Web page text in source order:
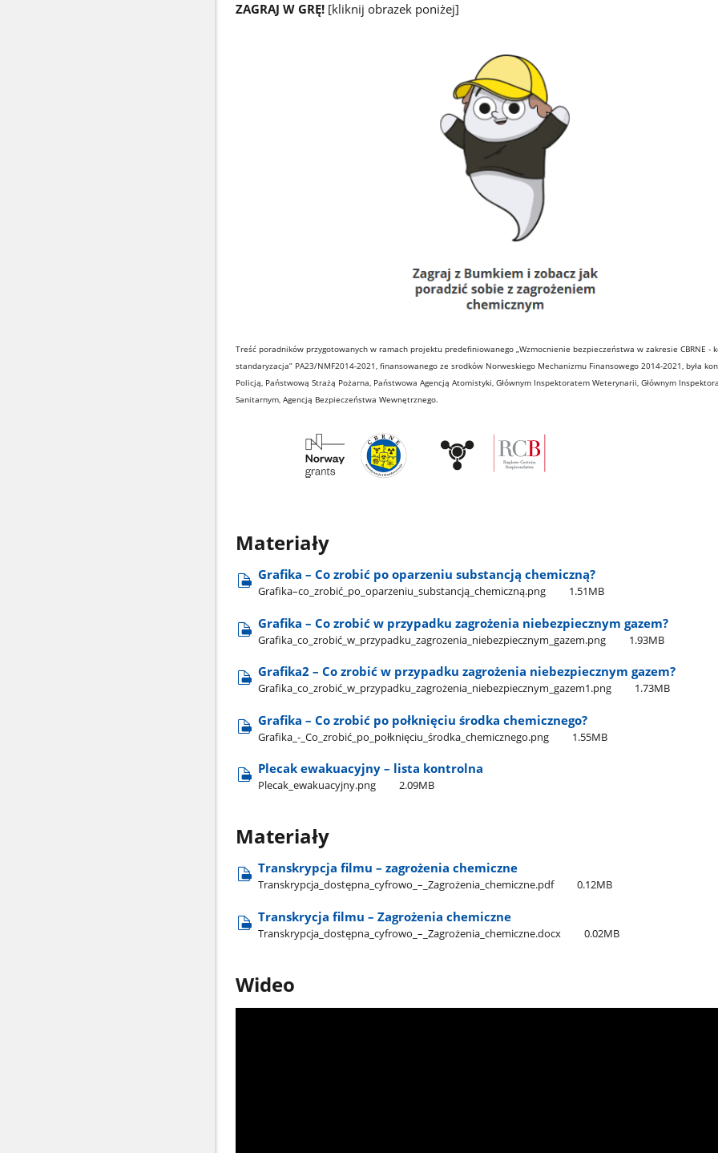
ZAGRAJ W GRĘ! [kliknij obrazek poniżej]
Treść poradników przygotowanych w ramach projektu predefiniowanego „Wzmocnienie bezpieczeństwa w zakresie CBRNE -
standaryzacja” PA23/NMF2014-2021, finansowanego ze srodków Norweskiego Mechanizmu Finansowego 2014-2021, była
Policją, Państwową Strażą Pożarna, Państwowa Agencją Atomistyki, Głównym Inspektoratem Weterynarii, Głównym
Sanitarnym, Agencją Bezpieczeństwa Wewnętrznego.
Materiały
Grafika – Co zrobić po oparzeniu substancją chemiczną?
Grafika–co​_zrobić​_po​_oparzeniu​_substancją​_chemiczną.png 1.51MB
Grafika – Co zrobić w przypadku zagrożenia niebezpiecznym gazem?
Grafika​_co​_zrobić​_w​_przypadku​_zagrozenia​_niebezpiecznym​_gazem.png 1.93MB
Grafika2 – Co zrobić w przypadku zagrożenia niebezpiecznym gazem?
Grafika​_co​_zrobić​_w​_przypadku​_zagrożenia​_niebezpiecznym​_gazem1.png 1.73MB
Grafika – Co zrobić po połknięciu środka chemicznego?
Grafika​_-​_Co​_zrobić​_po​_połknięciu​_środka​_chemicznego.png 1.55MB
Plecak ewakuacyjny – lista kontrolna
Plecak​_ewakuacyjny.png 2.09MB
Materiały
Transkrypcja filmu – zagrożenia chemiczne
Transkrypcja​_dostępna​_cyfrowo​_–​_Zagrożenia​_chemiczne.pdf 0.12MB
Transkrycja filmu – Zagrożenia chemiczne
Transkrypcja​_dostępna​_cyfrowo​_–​_Zagrożenia​_chemiczne.docx 0.02MB
Wideo